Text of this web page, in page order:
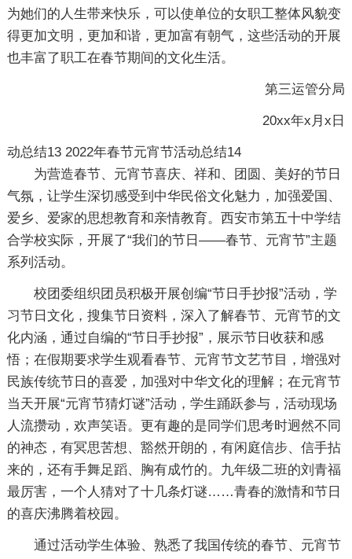
为她们的人生带来快乐，可以使单位的女职工整体风貌变
得更加文明，更加和谐，更加富有朝气，这些活动的开展
也丰富了职工在春节期间的文化生活。
第三运管分局
20xx年x月x日
动总结13
为营造春节、元宵节喜庆、祥和、团圆、美好的节日
气氛，让学生深切感受到中华民俗文化魅力，加强爱国、
爱乡、爱家的思想教育和亲情教育。西安市第五十中学结
合学校实际，开展了“我们的节日——春节、元宵节”主题
系列活动。
校团委组织团员积极开展创编“节日手抄报”活动，学
习节日文化，搜集节日资料，深入了解春节、元宵节的文
化内涵，通过自编的“节日手抄报”，展示节日收获和感
悟；在假期要求学生观看春节、元宵节文艺节目，增强对
民族传统节日的喜爱，加强对中华文化的理解；在元宵节
当天开展“元宵节猜灯谜”活动，学生踊跃参与，活动现场
人流攒动，欢声笑语。更有趣的是同学们思考时迥然不同
的神态，有冥思苦想、豁然开朗的，有闲庭信步、信手拈
来的，还有手舞足蹈、胸有成竹的。九年级二班的刘青福
最厉害，一个人猜对了十几条灯谜……青春的激情和节日
的喜庆沸腾着校园。
通过活动学生体验、熟悉了我国传统的春节、元宵节
2022年春节元宵节活动总结14